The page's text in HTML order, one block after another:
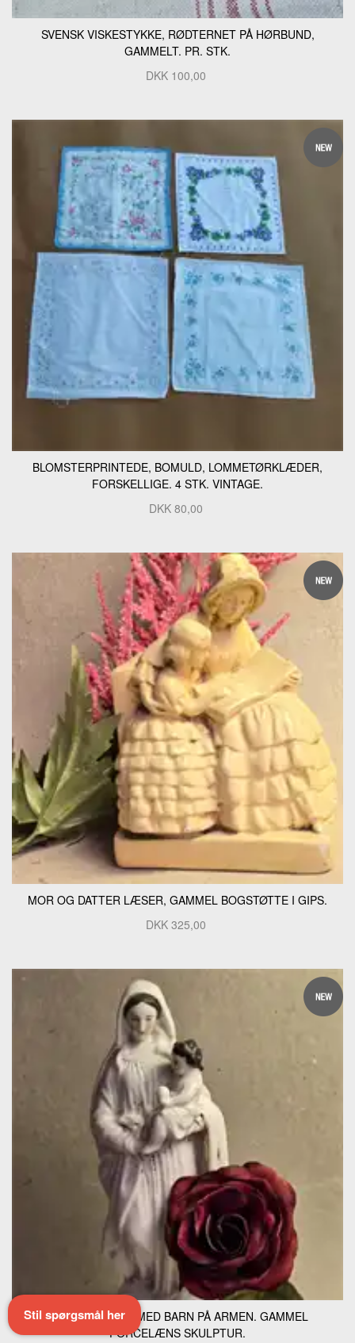
SVENSK VISKESTYKKE, RØDTERNET PÅ HØRBUND,
GAMMELT. PR. STK.
DKK 100,00
BLOMSTERPRINTEDE, BOMULD, LOMMETØRKLÆDER,
FORSKELLIGE. 4 STK. VINTAGE.
DKK 80,00
MOR OG DATTER LÆSER, GAMMEL BOGSTØTTE I GIPS.
DKK 325,00
HVID MADONNA MED BARN PÅ ARMEN. GAMMEL
PORCELÆNS SKULPTUR.
Stil spørgsmål her